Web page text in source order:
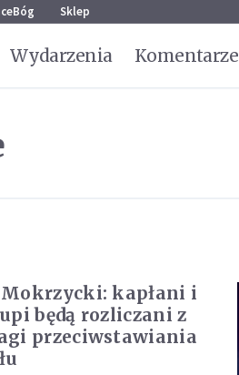
Sklep
Wydarzenia Komentarze
kapłani i
będą rozliczani z
przeciwstawiania